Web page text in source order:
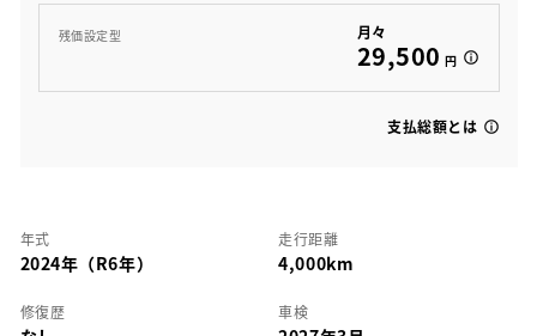
残価設定型 月々
29,500 円
支払総額とは
年式
2024年（R6年）
走行距離
4,000km
修復歴 車検